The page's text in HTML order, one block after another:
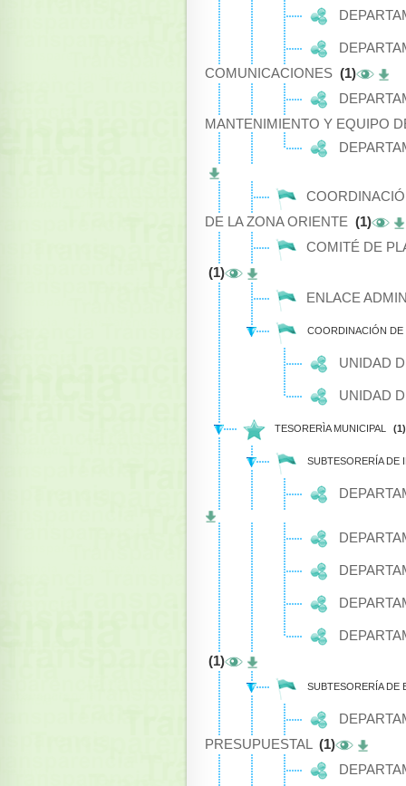
COMUNICACIONES (1)
MANTENIMIENTO Y EQUIPO
DE LA ZONA ORIENTE (1)
COMITÉ DE
(1)
ENLACE
COORDINACIÓN
UNIDAD
UNIDAD
TESORERÌA MUNICIPAL (1)
SUBTESORERÍA DE
(1)
SUBTESORERÍA DE
PRESUPUESTAL
(1)